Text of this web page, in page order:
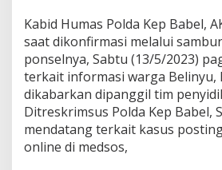
Kabid Humas Polda Kep Babel,
saat dikonfirmasi melalui
ponselnya, Sabtu (13/5/2023)
terkait informasi warga Belinyu,
dikabarkan dipanggil tim
Ditreskrimsus Polda Kep Babel,
mendatang terkait kasus
online di medsos,